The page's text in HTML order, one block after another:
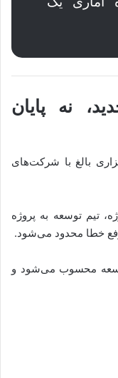
نه پایان
بالغ با شرکت‌های
تیم توسعه به پروژه
خطا محدود می‌شود.
محسوب می‌شود و